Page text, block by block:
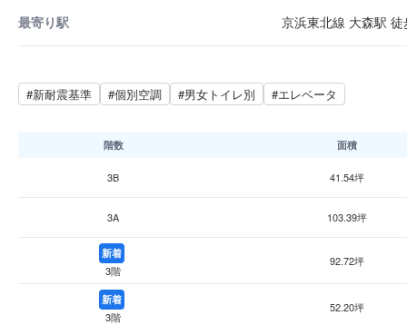
最寄り駅 京浜東北線 大森駅
#新耐震基準 #個別空調 #男女トイレ別 #エレベータ
階数 面積
3B 41.54坪
3A 103.39坪
新着
3階
92.72坪
新着
3階
52.20坪